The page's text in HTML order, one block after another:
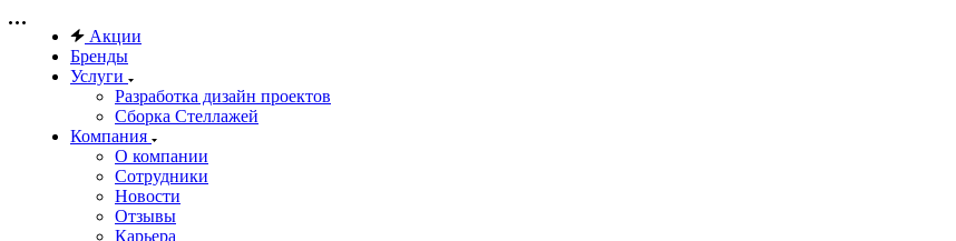
Акции
Бренды
Услуги
Разработка дизайн проектов
Сборка Стеллажей
Компания
О компании
Сотрудники
Новости
Отзывы
Карьера